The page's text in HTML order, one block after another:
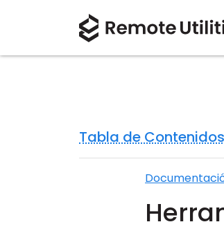
Tabla de Contenidos